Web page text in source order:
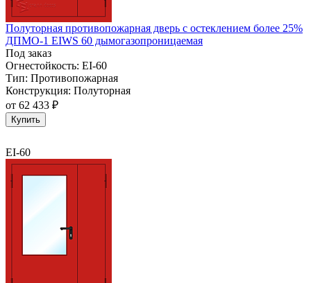
Полуторная противопожарная дверь с остеклением более 25%
ДПМО-1 EIWS 60 дымогазопроницаемая
Под заказ
Огнестойкость: EI-60
Тип: Противопожарная
Конструкция: Полуторная
от 62 433 ₽
Купить
EI-60